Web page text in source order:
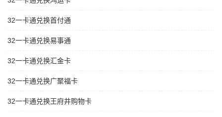
32一卡通兑换首付通
32一卡通兑换易事通
32一卡通兑换汇金卡
32一卡通兑换广聚福卡
32一卡通兑换王府井购物卡